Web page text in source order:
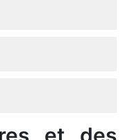
et des